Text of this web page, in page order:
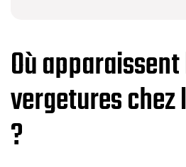
Où
vergetures
?